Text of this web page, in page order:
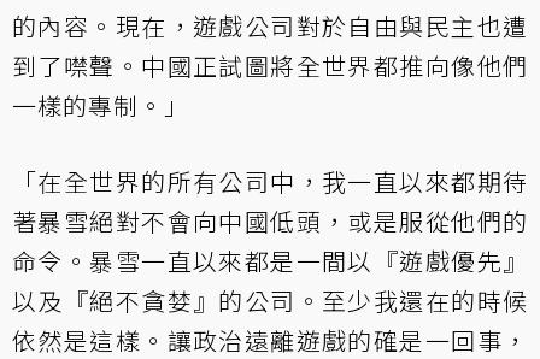
的內容。現在，遊戲公司對於自由與民主也遭
到了噤聲。中國正試圖將全世界都推向像他們
一樣的專制。」
「在全世界的所有公司中，我一直以來都期待
著暴雪絕對不會向中國低頭，或是服從他們的
命令。暴雪一直以來都是一間以『遊戲優先』
以及『絕不貪婪』的公司。至少我還在的時候
依然是這樣。讓政治遠離遊戲的確是一回事，